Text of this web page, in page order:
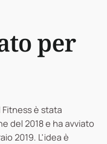
per
Fitness è stata
del 2018 e ha avviato
2019. L'idea è